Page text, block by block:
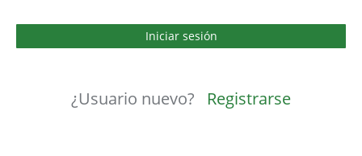
¿Usuario nuevo? Registrarse